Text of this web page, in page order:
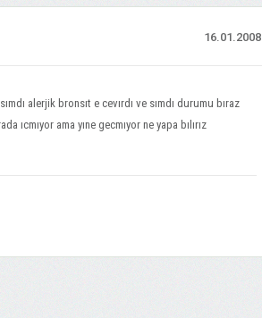
16.01.2008
alerjik bronsıt e cevırdı ve sımdı durumu bıraz
ıcmıyor ama yıne gecmıyor ne yapa bılırız